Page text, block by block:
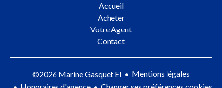
Accueil
Acheter
Votre Agent
Contact
©2026 Marine Gasquet EI
Mentions légales